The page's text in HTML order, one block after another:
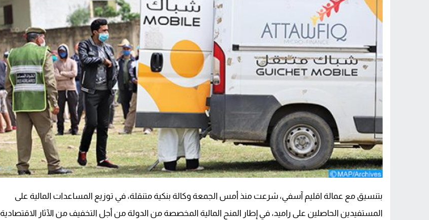
بتنسيق مع عمالة اقليم آسفي، شرعت منذ أمس الجمعة وكالة بنكية متنقلة، في توزيع المساعدات المالية على
المستفيدين الحاصلين على راميد، في إطار المنح المالية المخصصة من الدولة من أجل التخفيف من الآثار الاقتصادية